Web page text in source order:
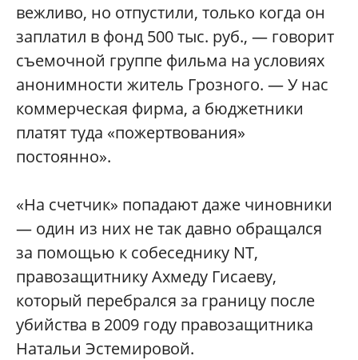
вежливо, но отпустили, только когда он
заплатил в фонд 500 тыс. руб., — говорит
съемочной группе фильма на условиях
анонимности житель Грозного. — У нас
коммерческая фирма, а бюджетники
платят туда «пожертвования»
постоянно».
«На счетчик» попадают даже чиновники
— один из них не так давно обращался
за помощью к собеседнику NT,
правозащитнику Ахмеду Гисаеву,
который перебрался за границу после
убийства в 2009 году правозащитника
Натальи Эстемировой.